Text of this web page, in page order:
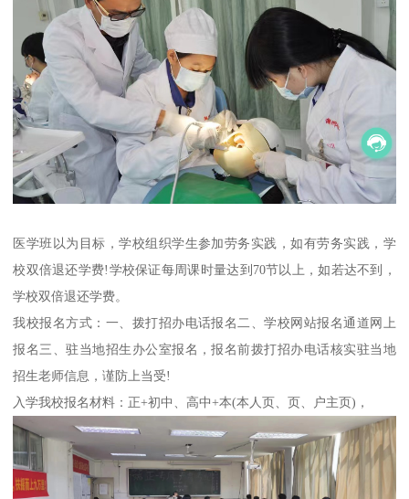
医学班以为目标，学校组织学生参加劳务实践，如有劳务实践，学
校双倍退还学费!学校保证每周课时量达到70节以上，如若达不到，
学校双倍退还学费。
我校报名方式：一、拨打招办电话报名二、学校网站报名通道网上
报名三、驻当地招生办公室报名，报名前拨打招办电话核实驻当地
招生老师信息，谨防上当受!
入学我校报名材料：正+初中、高中+本(本人页、页、户主页)，